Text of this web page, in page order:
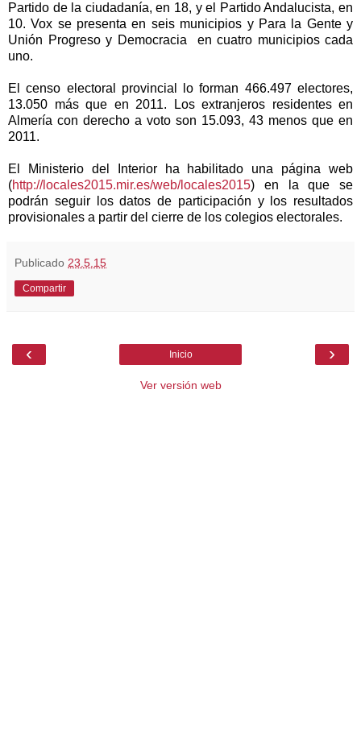
Partido de la ciudadanía, en 18, y el Partido Andalucista, en
10. Vox se presenta en seis municipios y Para
la Gentey
Unión Progreso y Democracia en cuatro municipios cada
uno.
El censo electoral provincial lo forman 466.497 electores,
13.050 más que en 2011. Los extranjeros residentes en
Almería con derecho a voto son 15.093, 43 menos que en
2011.
El Ministerio del Interior ha habilitado una página web
(http://locales2015.mir.es/web/locales2015) en la que se
podrán seguir los datos de participación y los resultados
provisionales a partir del cierre de los colegios electorales.
Publicado 23.5.15
Compartir
‹ ›
Inicio
Ver versión web